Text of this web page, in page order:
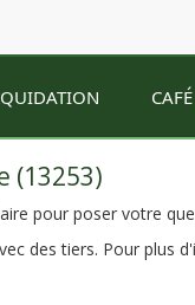
(13253)
pour poser votre
des tiers. Pour plus